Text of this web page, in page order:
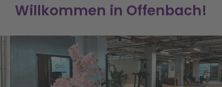
Willkommen in Offenbach!